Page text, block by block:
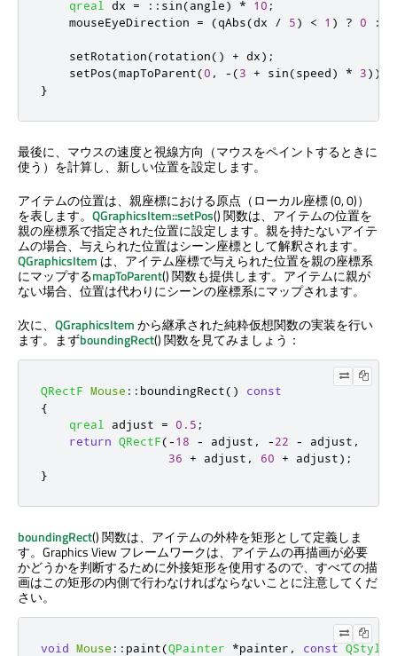
qreal dx = :: sin(angle) * 10 ;
    mouseEyeDirection
= (qAbs(dx / 5) < 1 ) ? 0 :
    setRotation
(rotation() + dx);
    setPos
(mapToParent(0 , -(3 + sin(speed) * 3)));
}
最後に、マウスの速度と視線方向（マウスをペイントするときに
使う）を計算し、新しい位置を設定します。
アイテムの位置は、親座標における原点（ローカル座標 (0, 0)）
を表します。 QGraphicsItem::setPos() 関数は、アイテムの位置を
親の座標系で指定された位置に設定します。親を持たないアイテ
ムの場合、与えられた位置はシーン座標として解釈されます。
QGraphicsItem は、アイテム座標で与えられた位置を親の座標系
にマップするmapToParent() 関数も提供します。アイテムに親が
ない場合、位置は代わりにシーンの座標系にマップされます。
次に、 QGraphicsItemから継承された純粋仮想関数の実装を行い
ます。まずboundingRect() 関数を見てみましょう：
QRectF Mouse :: boundingRect()
const
{
qreal
adjust = 0.5 ;
return QRectF(-18 - adjust , -22 - adjust ,
36
+ adjust , 60 + adjust);
}
boundingRect() 関数は、アイテムの外枠を矩形として定義しま
す。Graphics View フレームワークは、アイテムの再描画が必要
かどうかを判断するために外接矩形を使用するので、すべての描
画はこの矩形の内側で行わなければならないことに注意してくだ
さい。
void Mouse :: paint(QPainter *painter , const